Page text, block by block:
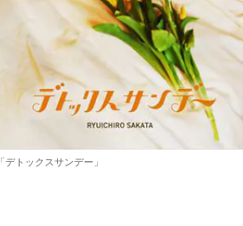
「デトックスサンデー」